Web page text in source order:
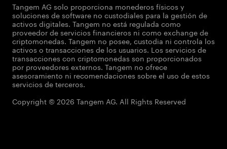
Tangem AG solo proporciona monederos físicos y
soluciones de software no custodiales para la gestión de
activos digitales. Tangem no está regulada como
proveedor de servicios financieros ni como exchange de
criptomonedas. Tangem no posee, custodia ni controla los
activos o transacciones de los usuarios. Los servicios de
transacciones con criptomonedas son proporcionados
por proveedores externos. Tangem no ofrece
asesoramiento ni recomendaciones sobre el uso de estos
servicios de terceros.